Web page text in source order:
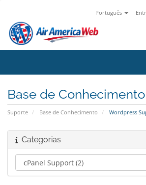
Português
Base de Conhecimento
Suporte Base de Conhecimento Wordpress
Categorias